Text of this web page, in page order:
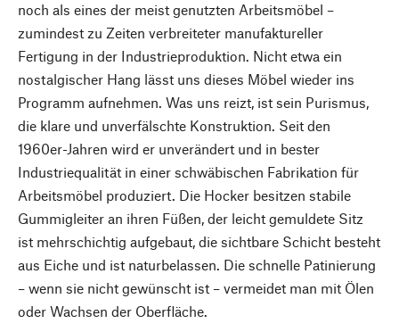
noch als eines der meist genutzten Arbeitsmöbel –
zumindest zu Zeiten verbreiteter manufaktureller
Fertigung in der Industrieproduktion. Nicht etwa ein
nostalgischer Hang lässt uns dieses Möbel wieder ins
Programm aufnehmen. Was uns reizt, ist sein Purismus,
die klare und unverfälschte Konstruktion. Seit den
1960er-Jahren wird er unverändert und in bester
Industriequalität in einer schwäbischen Fabrikation für
Arbeitsmöbel produziert. Die Hocker besitzen stabile
Gummigleiter an ihren Füßen, der leicht gemuldete Sitz
ist mehrschichtig aufgebaut, die sichtbare Schicht besteht
aus Eiche und ist naturbelassen. Die schnelle Patinierung
– wenn sie nicht gewünscht ist – vermeidet man mit Ölen
oder Wachsen der Oberfläche.